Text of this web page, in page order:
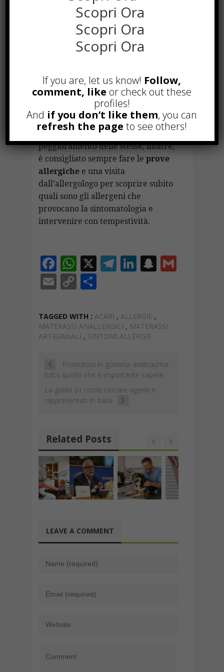
affida anche a prodotti naturali
mentre sono davvero pochissimi
coloro che si fanno il vaccino. In
qualunque caso, al presentarsi di
una sintomatologia allergica, è
medico curante o al farmacista per
gestire al meglio la situazione.
Ignorare i primi sintomi delle
allergie può portare a un
peggioramento delle stesse, inoltre,
è consigliato sempre fare le prove
allergichee una visita
dall’allergologo per scoprire subito
quali sono gli allergeni che
provocano la sintomatologia e
intervenire con tempestività.
F
ac
e
b
o
o
k
W
h
at
s
A
p
p
X T
el
gr
a
m
Li
n
e
dI
n
S
n
c
at
G
E
m
ai
l
C
o
p
y
Li
n
k
C
n
di
vi
di
TAGGED WITH : ACARI , ALLERGIE ,
MATERASSI ANALLERGICI , MATERASSI
ARTIGIANALI , SINTOMI ALLERGIE
Protezioni in gomma antitrauma:
tutto quello che è importante sapere
La guida su come cercare agenti e
rappresentati in Italia
Related Posts
LEAVE A COMMENT
Scopri Ora
Scopri Ora
Scopri Ora
If you are, let us know! Follow,
comment, like or check out these
profiles!
And if you don’t like them, you can
refresh the page to see others!